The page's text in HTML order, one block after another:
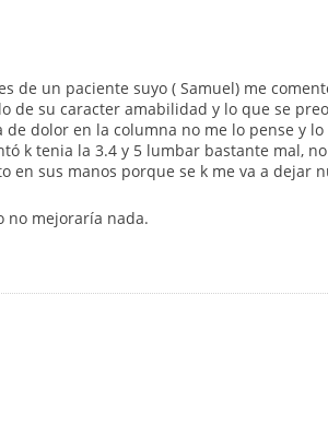
de un paciente suyo ( Samuel) me
de su caracter amabilidad y lo que se
de dolor en la columna no me lo pense y
k tenia la 3.4 y 5 lumbar bastante mal,
en sus manos porque se k me va a dejar
no mejoraría nada.